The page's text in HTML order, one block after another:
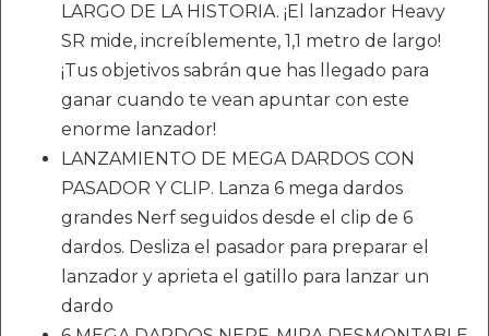
LARGO DE LA HISTORIA. ¡El lanzador Heavy
SR mide, increíblemente, 1,1 metro de largo!
¡Tus objetivos sabrán que has llegado para
ganar cuando te vean apuntar con este
enorme lanzador!
LANZAMIENTO DE MEGA DARDOS CON
PASADOR Y CLIP. Lanza 6 mega dardos
grandes Nerf seguidos desde el clip de 6
dardos. Desliza el pasador para preparar el
lanzador y aprieta el gatillo para lanzar un
dardo